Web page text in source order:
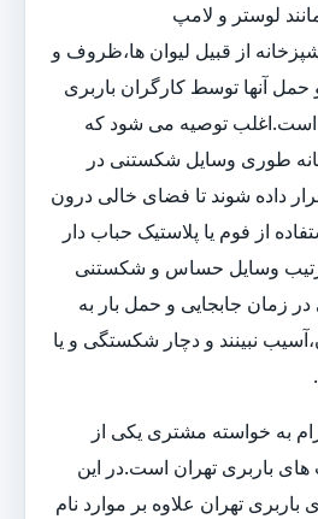
لوستر و لامپ
از قبیل لیوان ها،ظروف و
آنها توسط کارگران باربری
توصیه می شود که
طوری وسایل شکستنی در
داده شوند تا فضای خالی درون
از فوم یا پلاستیک حباب دار
ترتیب وسایل حساس و شکستنی
زمان جابجایی و حمل بار به
نبینند و دچار شکستگی و یا
به خواسته مشتری یکی از
باربری تهران است.در این
تهران علاوه بر موارد نام